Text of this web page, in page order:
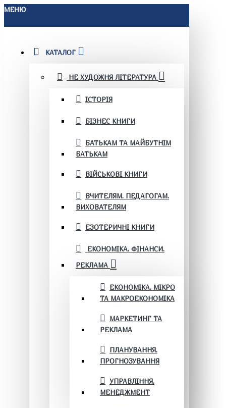
МЕНЮ
КАТАЛОГ
НЕ ХУДОЖНЯ ЛІТЕРАТУРА
ІСТОРІЯ
БІЗНЕС КНИГИ
БАТЬКАМ ТА МАЙБУТНІМ
БАТЬКАМ
ВІЙСЬКОВІ КНИГИ
ВЧИТЕЛЯМ. ПЕДАГОГАМ.
ВИХОВАТЕЛЯМ
ЕЗОТЕРИЧНІ КНИГИ
ЕКОНОМІКА. ФІНАНСИ.
РЕКЛАМА
ЕКОНОМІКА. МІКРО
ТА МАКРОЕКОНОМІКА
МАРКЕТИНГ ТА
РЕКЛАМА
ПЛАНУВАННЯ.
ПРОГНОЗУВАННЯ
УПРАВЛІННЯ.
МЕНЕДЖМЕНТ